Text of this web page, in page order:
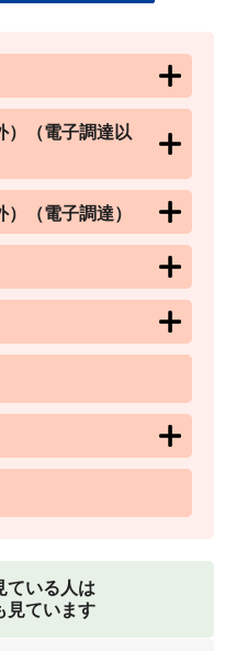
）（電子調達以
（電子調達）
ている人は
見ています